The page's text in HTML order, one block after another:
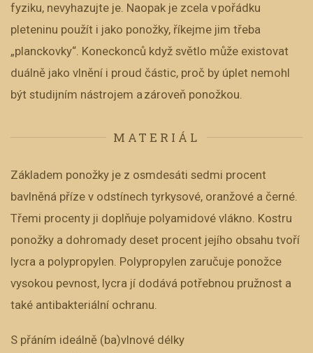
fyziku, nevyhazujte je. Naopak je zcela v pořádku
pleteninu použít i jako ponožky, říkejme jim třeba
„planckovky“. Koneckonců když světlo může existovat
duálně jako vlnění i proud částic, proč by úplet nemohl
být studijním nástrojem a zároveň ponožkou.
MATERIÁL
Základem ponožky je z osmdesáti sedmi procent
bavlněná příze v odstínech tyrkysové, oranžové a černé.
Třemi procenty ji doplňuje polyamidové vlákno. Kostru
ponožky a dohromady deset procent jejího obsahu tvoří
lycra a polypropylen. Polypropylen zaručuje ponožce
vysokou pevnost, lycra jí dodává potřebnou pružnost a
také antibakteriální ochranu.
S přáním ideálně (ba)vlnové délky